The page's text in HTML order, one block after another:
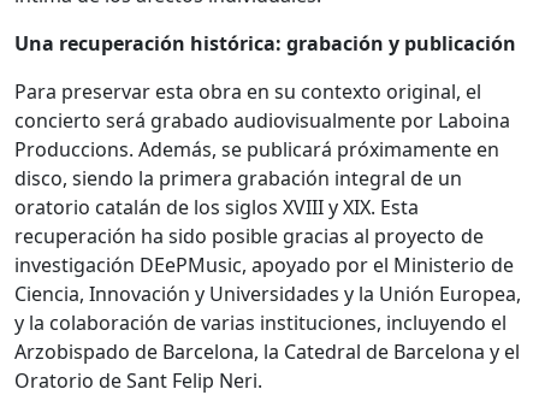
Una recuperación histórica: grabación y publicación
Para preservar esta obra en su contexto original, el
concierto será grabado audiovisualmente por Laboina
Produccions. Además, se publicará próximamente en
disco, siendo la primera grabación integral de un
oratorio catalán de los siglos XVIII y XIX. Esta
recuperación ha sido posible gracias al proyecto de
investigación DEePMusic, apoyado por el Ministerio de
Ciencia, Innovación y Universidades y la Unión Europea,
y la colaboración de varias instituciones, incluyendo el
Arzobispado de Barcelona, la Catedral de Barcelona y el
Oratorio de Sant Felip Neri.